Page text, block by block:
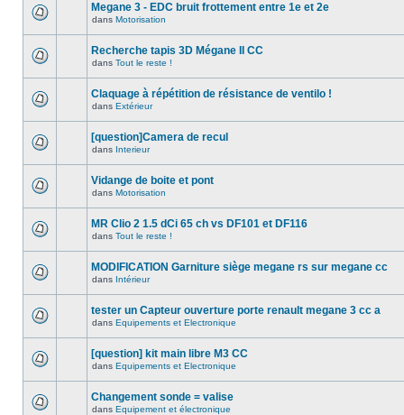
Megane 3 - EDC bruit frottement entre 1e et 2e
dans Motorisation
Recherche tapis 3D Mégane II CC
dans Tout le reste !
Claquage à répétition de résistance de ventilo !
dans Extérieur
[question]Camera de recul
dans Interieur
Vidange de boite et pont
dans Motorisation
MR Clio 2 1.5 dCi 65 ch vs DF101 et DF116
dans Tout le reste !
MODIFICATION Garniture siège megane rs sur megane cc
dans Intérieur
tester un Capteur ouverture porte renault megane 3 cc a
dans Equipements et Electronique
[question] kit main libre M3 CC
dans Equipements et Electronique
Changement sonde = valise
dans Equipement et électronique